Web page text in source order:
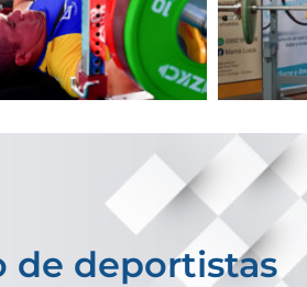
de deportistas